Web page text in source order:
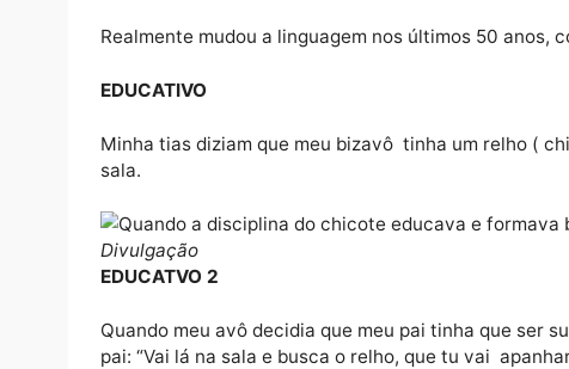
BELEZA 3
E esses dias fui saber pela dona Luzia, que
MEIO SÉCULO
Realmente mudou a linguagem nos últimos 50
Minha tias diziam que meu bizavô tinha um